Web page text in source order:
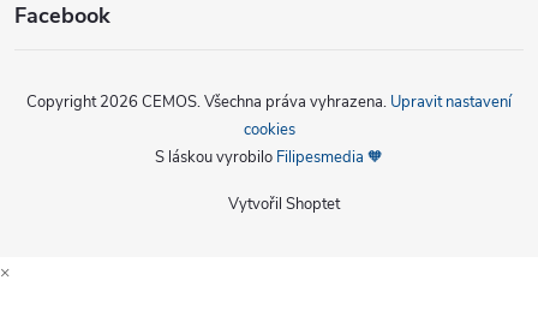
Facebook
Vytvořil Shoptet
Copyright 2026 CEMOS. Všechna práva vyhrazena. Upravit nastavení
cookies
S láskou vyrobilo Filipesmedia 🧡
×